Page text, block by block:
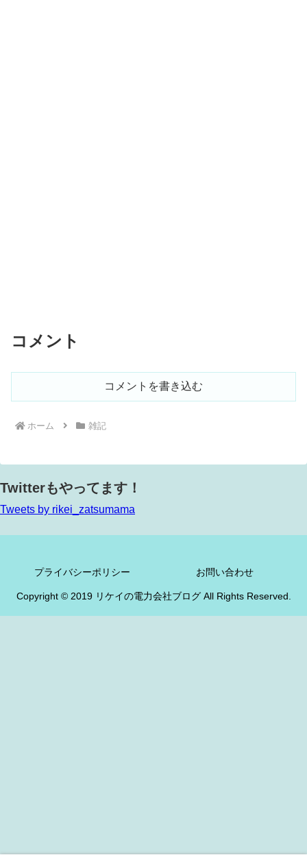
コメント
コメントを書き込む
ホーム 雑記
Twitterもやってます！
Tweets by rikei_zatsumama
プライバシーポリシー お問い合わせ
Copyright © 2019 リケイの電力会社ブログ All Rights Reserved.